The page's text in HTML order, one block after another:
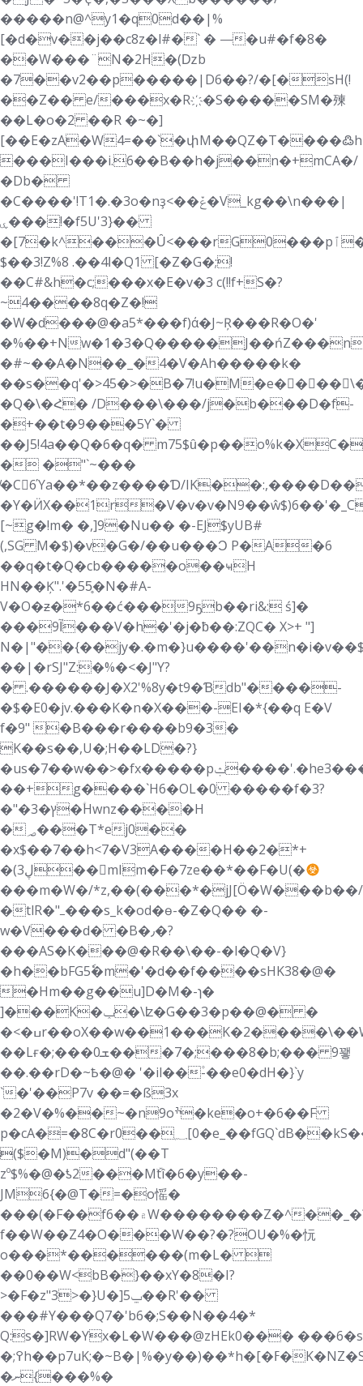
�����n@^y1�q0d��|%
[�d�v��j��c8z�l#�` � ⸻�u#�f�8�
��W���¨N�2H�(ǲb
�7��v2��p�����|D6��?/�[�sH(!
��Z�� e/���x�R҉�S�����SM�㱫
��L�o�2 ��R �~�]
[��E�zA�W4=��`�փM��QZ�T����߷h
���I���i.6��B��h�j��n�+mCA�/
�Db�
�C����'!T1�.�3o�nҙ<��ݞ�V_kg��\n���|
ۑ���!�f5U'3}��
�[7�k^���Ȗ<���rG0���pٱ�ϐ��ӌ$=̛bWJw�X��~��"_
$��3!Z%8 .��4ߊ�Q1 [�Z�G�;!
��C#&h�c;���x�E�v�3 c(!!f+S�?
~4����8q�Z�!
�W�d���@�a5*���f)ά�J~Ŗ���R�O�'
�%��+N
�#~��A�N��_�4�V�Ah�����k�
�Q�\�Հ� /D���\���/j�b���D�f-
�+��t�9���5Y`�
��J5!4a��Q�6�q�
� �"`~���
̸�C6Ύa��*��z����Ɗ/
�Y�ӤX��1r
[~g�!m� �,]9�Nu�� �-EJ$yUB#
(,SG M�$)�v�G�/��u���Ɔ P�A�6
��q�t�Q�cb�����o��ҹH
HN��Ķ".'�55̥�N�#A-
V�O�ƶ�*6��ć���9ҕb��ri&: ś]�
���آ9���V�h�'�j�ƀ��:ZQC� X>+ "]
��|�rSJ"Z:�%�<�J"Y?
� .������J�X2'%8y�t9�Ɓdb"����-
�$�E0�jv.���K�n�X���-EI�*{��q Ε�V
f�9" �B���r����b9�3�
K��s��,U�;H��LD�?}
�us�7��w��>�fx�����pݑ����'.�he3���
��+g����`H6�OL�0 �����f�3?
�"�ץ�3�ؑHwnz����H
�؃���T*ej0��
�x$��7��h<7�V3A����H��2�*+
�(3ڸ��mIm�F�7ze��*��F�U(�
���m�W�/*z,��(���*�jJ[Ö�W���b��/
�tlR�"ߺ���s_k�od�ѳ-�Z�Q�� �-
w�V���d� �B�٫�?
���AS�K���@�R��\��-�l�Q�V}
�h��bFG5ٗ�m�'�d��f����sHK38�@�
�Hm��g��u]D�M�-ɿ�
]���K�ݕ�\ʫ�G��3�p��@� �
�<�ߎr��oX��w��1���K�2����\��W�&�w_�C��Vg�n�h{/
��Lғ�;���ܫ0���7�;���8�b;��� 9꽿
��.��rD�~Ҍ�@� '�il��۫-��e0�dH�}`y
`�'��P7v ��=�ß3x
�2�V�%��~�n9oׯ�ke�o+�6��F
p�cA�=�8C�r0��؁[0�e_��fGQ`dB��kS��7�FM�/`�u��b�w�M����>�bpP
̴($�M)�d"(��T
zº$%�@�ƾ2���Mۜtî�6�y��-
JM6{�@T�=�o愮�
���(�F��f6��۾W��������Z�^��_�?
f��W��Z4�O���W��?�?OU�%�忨
o���*������(m�L� 
��0��W<bB�}��xY�8�I?
>�F�z"3>�}U�]ݐ5��R'��
���#Y���Q7�'b6�;S��N��4�*
Q:s�]RW�Yx�L�W���@zHEk0��� ���6�s
�;߉h��p7uK;�~B�|%�y��)��*h�[�ߓ�K�NZ�S}
�ނ{���%�